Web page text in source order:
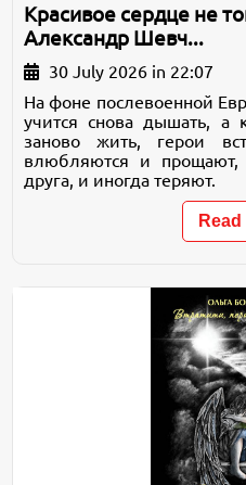
Красивое сердце не
Александр Шевч...
30 July 2026 in 22:07
На фоне послевоенной
учится снова дышать, а
заново жить, герои
влюбляются и прощают,
друга, и иногда теряют.